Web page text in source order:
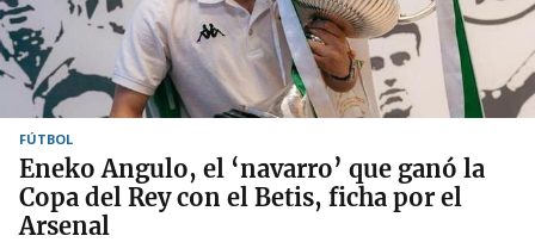
FÚTBOL
Eneko Angulo, el ‘navarro’ que ganó la
Copa del Rey con el Betis, ficha por el
Arsenal